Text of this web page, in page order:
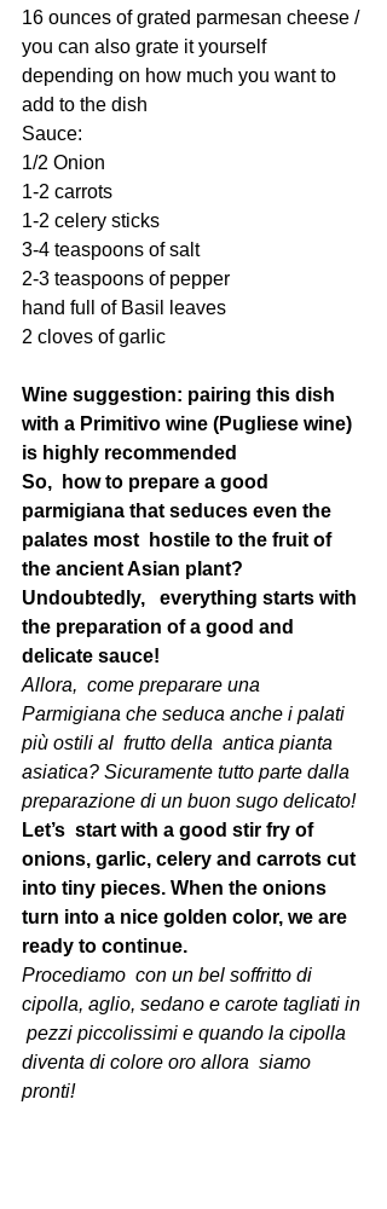
16 ounces of grated parmesan cheese /
you can also grate it yourself
depending on how much you want to
add to the dish
Sauce:
1/2 Onion
1-2 carrots
1-2 celery sticks
3-4 teaspoons of salt
2-3 teaspoons of pepper
hand full of Basil leaves
2 cloves of garlic
Wine suggestion: pairing this dish
with a Primitivo wine (Pugliese wine)
is highly recommended
So,  how to prepare a good
parmigiana that seduces even the
palates most  hostile to the fruit of
the ancient Asian plant?
Undoubtedly,   everything starts with
the preparation of a good and
delicate sauce!
Allora,  come preparare una
Parmigiana che seduca anche i palati
più ostili al  frutto della  antica pianta
asiatica? Sicuramente tutto parte dalla
preparazione di un buon sugo delicato!
Let’s  start with a good stir fry of
onions, garlic, celery and carrots cut
into tiny pieces. When the onions
turn into a nice golden color, we are
ready to continue.
Procediamo  con un bel soffritto di
cipolla, aglio, sedano e carote tagliati in
pezzi piccolissimi e quando la cipolla
diventa di colore oro allora  siamo
pronti!